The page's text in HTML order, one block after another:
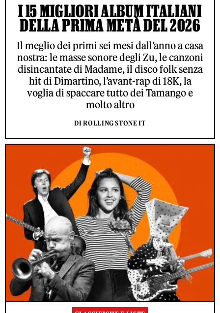
I 15 MIGLIORI ALBUM ITALIANI
DELLA PRIMA METÀ DEL 2026
Il meglio dei primi sei mesi dall’anno a casa
nostra: le masse sonore degli Zu, le canzoni
disincantate di Madame, il disco folk senza
hit di Dimartino, l’avant-rap di 18K, la
voglia di spaccare tutto dei Tamango e
molto altro
DI ROLLING STONE IT